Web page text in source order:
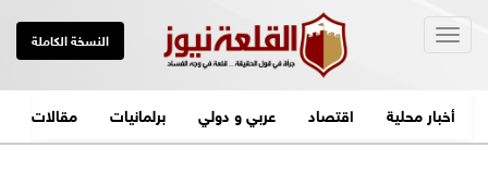
النسخة الكاملة
أخبار محلية اقتصاد عربي و دولي برلمانيات مقالات